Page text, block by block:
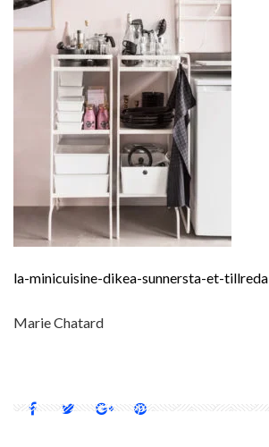
la-minicuisine-dikea-sunnersta-et-tillreda
Marie Chatard